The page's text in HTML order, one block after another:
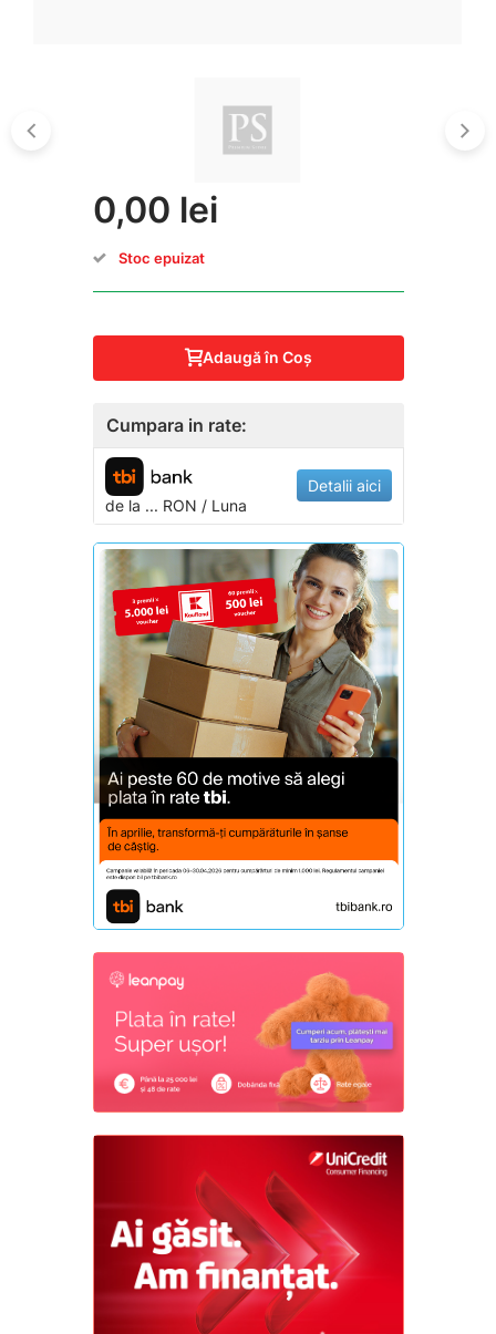
0,00 lei
Stoc epuizat
Adaugă în Coş
Cumpara in rate:
de la ... RON / Luna
Detalii aici